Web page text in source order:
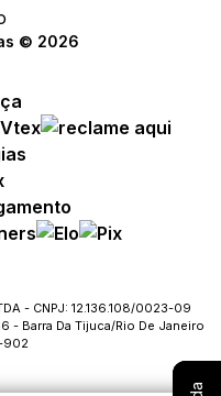
com um Embaixador
seu pedido
troca ou devolução
o SAC
com um Embaixador
seu pedido
troca ou devolução
o SAC
© 2026
- CNPJ: 12.136.108/0023-09
- Barra Da Tijuca/Rio De Janeiro
902
com um Embaixador
seu pedido
troca ou devolução
o SAC